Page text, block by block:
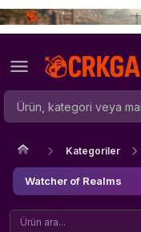
Kategoriler
Watcher of Realms